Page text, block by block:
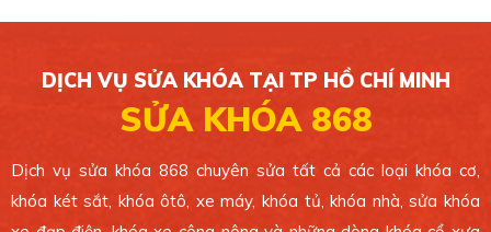
Môn. TP.HCM.
0389 099 868
CHI NHÁNH 6
DỊCH VỤ SỬA KHÓA TẠI TP HỒ CHÍ MINH
SỬA KHÓA 868
Dịch vụ sửa khóa 868 chuyên sửa tất cả các loại khóa cơ,
khóa két sắt, khóa ôtô, xe máy, khóa tủ, khóa nhà, sửa khóa